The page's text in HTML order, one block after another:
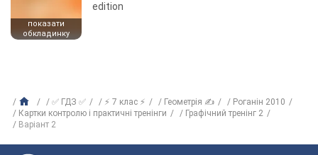
показати
обкладинку
edition
✅ ГДЗ ✅ ⚡ 7 клас ⚡ Геометрія ✍
Роганін 2010
Картки контролю і практичні тренінги
Графічний тренінг 2
Варіант 2